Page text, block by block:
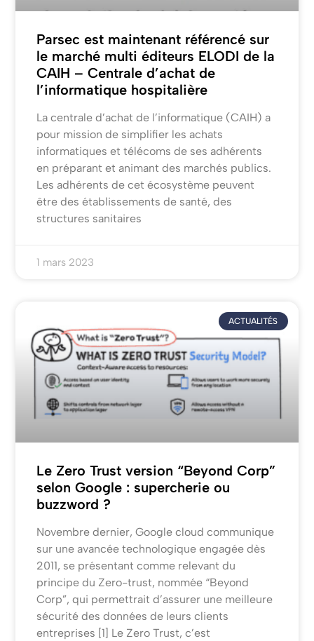
Parsec est maintenant référencé sur
le marché multi éditeurs ELODI de la
CAIH – Centrale d’achat de
l’informatique hospitalière
La centrale d’achat de l’informatique (CAIH) a
pour mission de simplifier les achats
informatiques et télécoms de ses adhérents
en préparant et animant des marchés publics.
Les adhérents de cet écosystème peuvent
être des établissements de santé, des
structures sanitaires
1 mars 2023
ACTUALITÉS
Le Zero Trust version “Beyond Corp”
selon Google : supercherie ou
buzzword ?
Novembre dernier, Google cloud communique
sur une avancée technologique engagée dès
2011, se présentant comme relevant du
principe du Zero-trust, nommée “Beyond
Corp”, qui permettrait d’assurer une meilleure
sécurité des données de leurs clients
entreprises [1] Le Zero Trust, c’est